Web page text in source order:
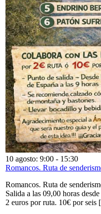
10 agosto: 9:00 - 15:30
Romancos. Ruta de
Romancos. Ruta de
Salida a las 09,00 horas
2 euros por ruta. 10€ por